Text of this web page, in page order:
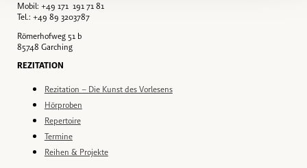
Mobil: +49 171 191 71 81
Tel.: +49 89 3203787
Römerhofweg 51 b
85748 Garching
REZITATION
Rezitation – Die Kunst des Vorlesens
Hörproben
Repertoire
Termine
Reihen & Projekte